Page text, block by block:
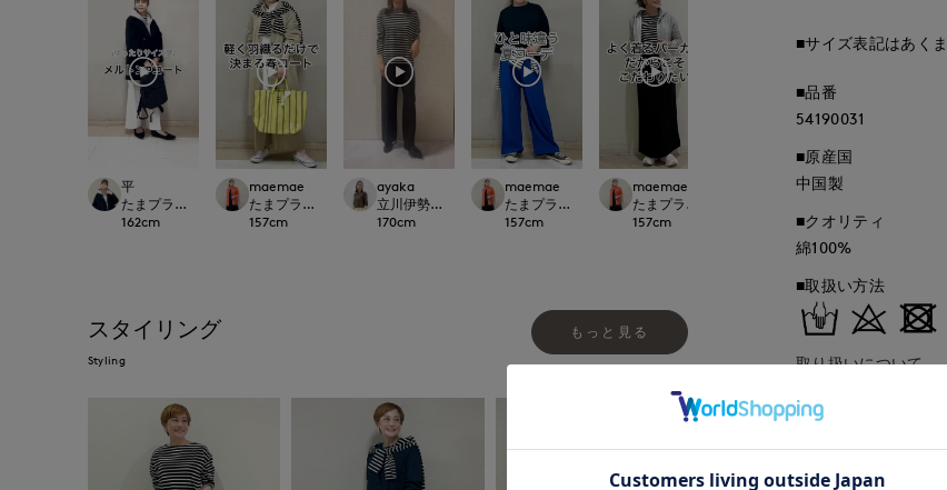
平
たまプラーザ東急I.T.'S.international
162cm
maemae
たまプラーザ東急I.T.'S.international
157cm
ayaka
立川伊勢丹I.T.'S.international
170cm
maemae
たまプラーザ東急I.T.'S.international
157cm
maemae
たまプラーザ東急I.T.'S.international
157cm
maemae
cm
スタイリング
Styling
もっと見る
■サイズ表記はあく
■品番
54190031
■原産国
中国製
■クオリティ
綿100%
■取扱い方法
取り扱いについて